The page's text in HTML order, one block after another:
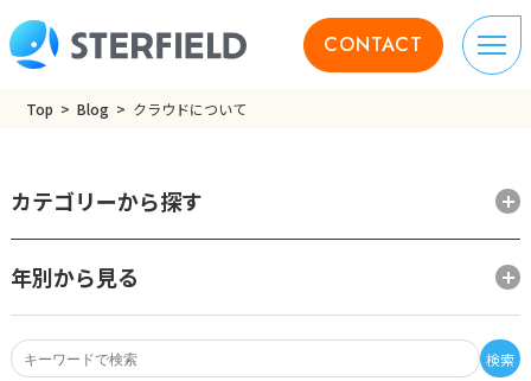
CONTACT
Top Blog クラウドについて
検索
カテゴリーから探す
年別から見る